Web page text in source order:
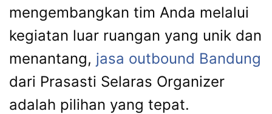
mengembangkan tim Anda melalui
kegiatan luar ruangan yang unik dan
menantang, jasa outbound Bandung
dari Prasasti Selaras Organizer
adalah pilihan yang tepat.